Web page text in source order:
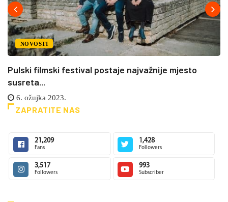
NOVOSTI
Pulski filmski festival postaje najvažnije mjesto
susreta...
6. ožujka 2023.
ZAPRATITE NAS
21,209
Fans
1,428
Followers
3,517
Followers
993
Subscriber